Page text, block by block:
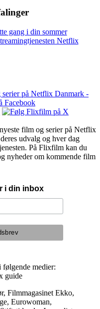
gang i din sommer
Netflix
på Netflix Danmark -
Facebook
film og serier på Netflix
udvalg og hver dag
På Flixfilm kan du
nyheder om kommende film
i din inbox
medier:
Filmmagasinet Ekko,
Eurowoman,